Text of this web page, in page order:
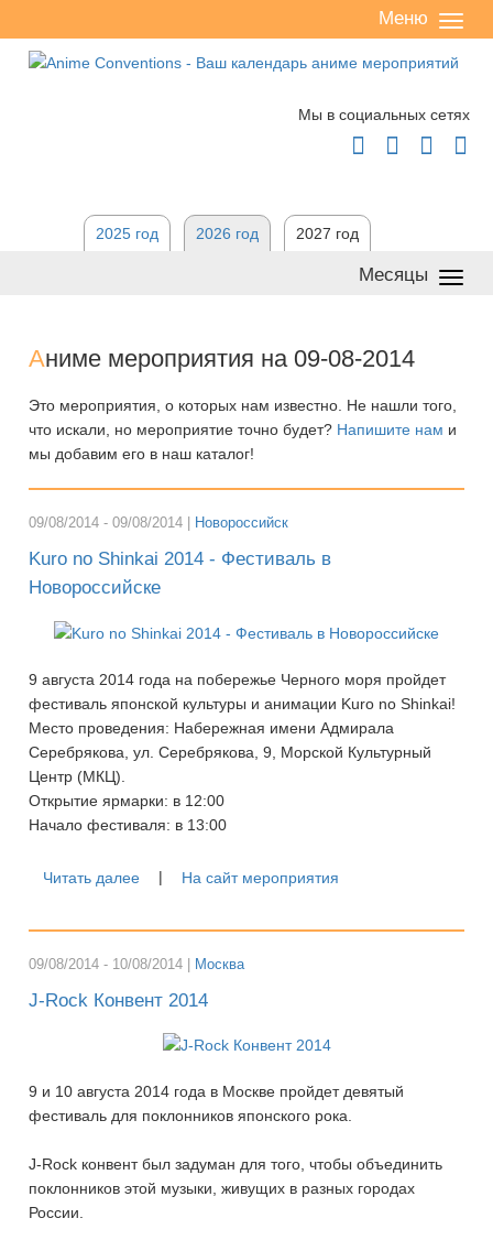
Меню
Мы в социальных сетях
   
2025 год 2026 год 2027 год
Месяцы
Аниме мероприятия на 09-08-2014
Это мероприятия, о которых нам известно. Не нашли того,
что искали, но мероприятие точно будет? Напишите нам и
мы добавим его в наш каталог!
09/08/2014 - 09/08/2014 | Новороссийск
Kuro no Shinkai 2014 - Фестиваль в
Новороссийске
9 августа 2014 года на побережье Черного моря пройдет
фестиваль японской культуры и анимации Kuro no Shinkai!
Место проведения: Набережная имени Адмирала
Серебрякова, ул. Серебрякова, 9, Морской Культурный
Центр (МКЦ).
Открытие ярмарки: в 12:00
Начало фестиваля: в 13:00
Читать далее | На сайт мероприятия
09/08/2014 - 10/08/2014 | Москва
J-Rock Конвент 2014
9 и 10 августа 2014 года в Москве пройдет девятый
фестиваль для поклонников японского рока.
J-Rock конвент был задуман для того, чтобы объединить
поклонников этой музыки, живущих в разных городах
России.